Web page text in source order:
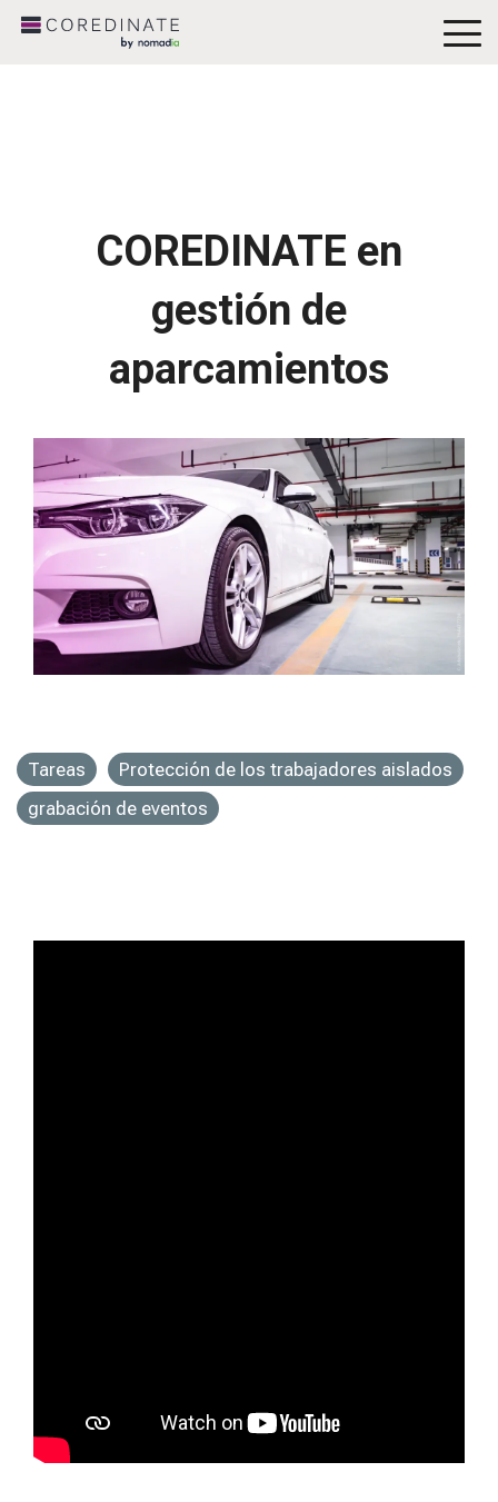
COREDINATE en
gestión de
aparcamientos
Tareas
Protección de los trabajadores aislados
grabación de eventos